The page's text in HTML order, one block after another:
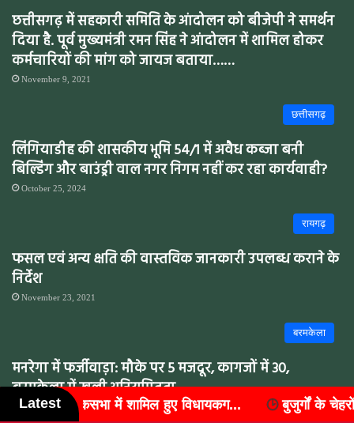
छत्तीसगढ़ में सहकारी समिति के आंदोलन को बीजेपी ने समर्थन
दिया है. पूर्व मुख्यमंत्री रमन सिंह ने आंदोलन में शामिल होकर
कर्मचारियों की मांग को जायज बताया……
November 9, 2021
छत्तीसगढ़
लिंगियाडीह की शासकीय भूमि 54/1 में अवैध कब्जा बनी
बिल्डिंग और बाउंड्री वाल नगर निगम नहीं कर रहा कार्यवाही?
October 25, 2024
रायगढ़
फसल एवं अन्य क्षति की वास्तविक जानकारी उपलब्ध कराने के
निर्देश
November 23, 2021
बरमकेला
मनरेगा में फर्जीवाड़ा: मौके पर 5 मजदूर, कागजों में 30,
बरमकेला में खुली अनियमितता
January 30, 2026
Latest
विधायकग... बुजुर्गों के चेहरों पर लौटी मुस्कान, वक्ता मंच ने